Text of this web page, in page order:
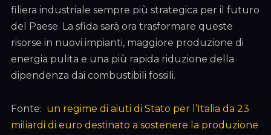
filiera industriale sempre più strategica per il futuro
del Paese. La sfida sarà ora trasformare queste
risorse in nuovi impianti, maggiore produzione di
energia pulita e una più rapida riduzione della
dipendenza dai combustibili fossili.
Fonte: un regime di aiuti di Stato per l’Italia da 23
miliardi di euro destinato a sostenere la produzione